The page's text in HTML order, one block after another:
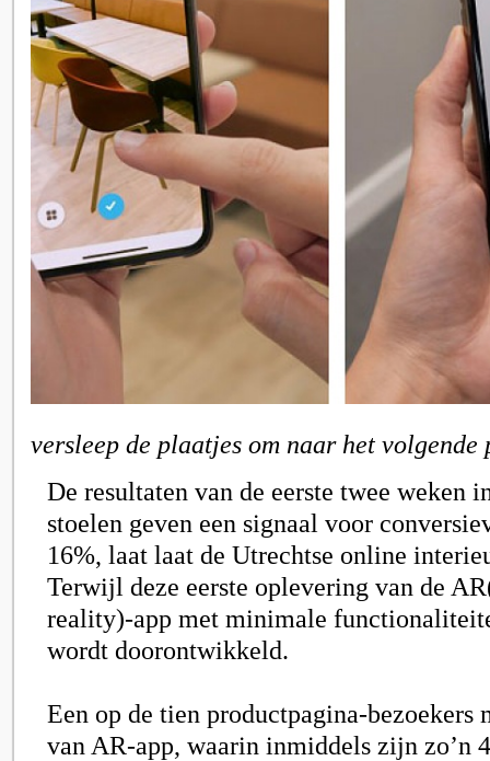
versleep de plaatjes om naar het
De resultaten van de eerste twee weken
stoelen geven een signaal voor
16%, laat laat de Utrechtse online
Terwijl deze eerste oplevering van de
reality)-app met minimale
wordt doorontwikkeld.
Een op de tien productpagina-bezoekers
van AR-app, waarin inmiddels zijn zo’n